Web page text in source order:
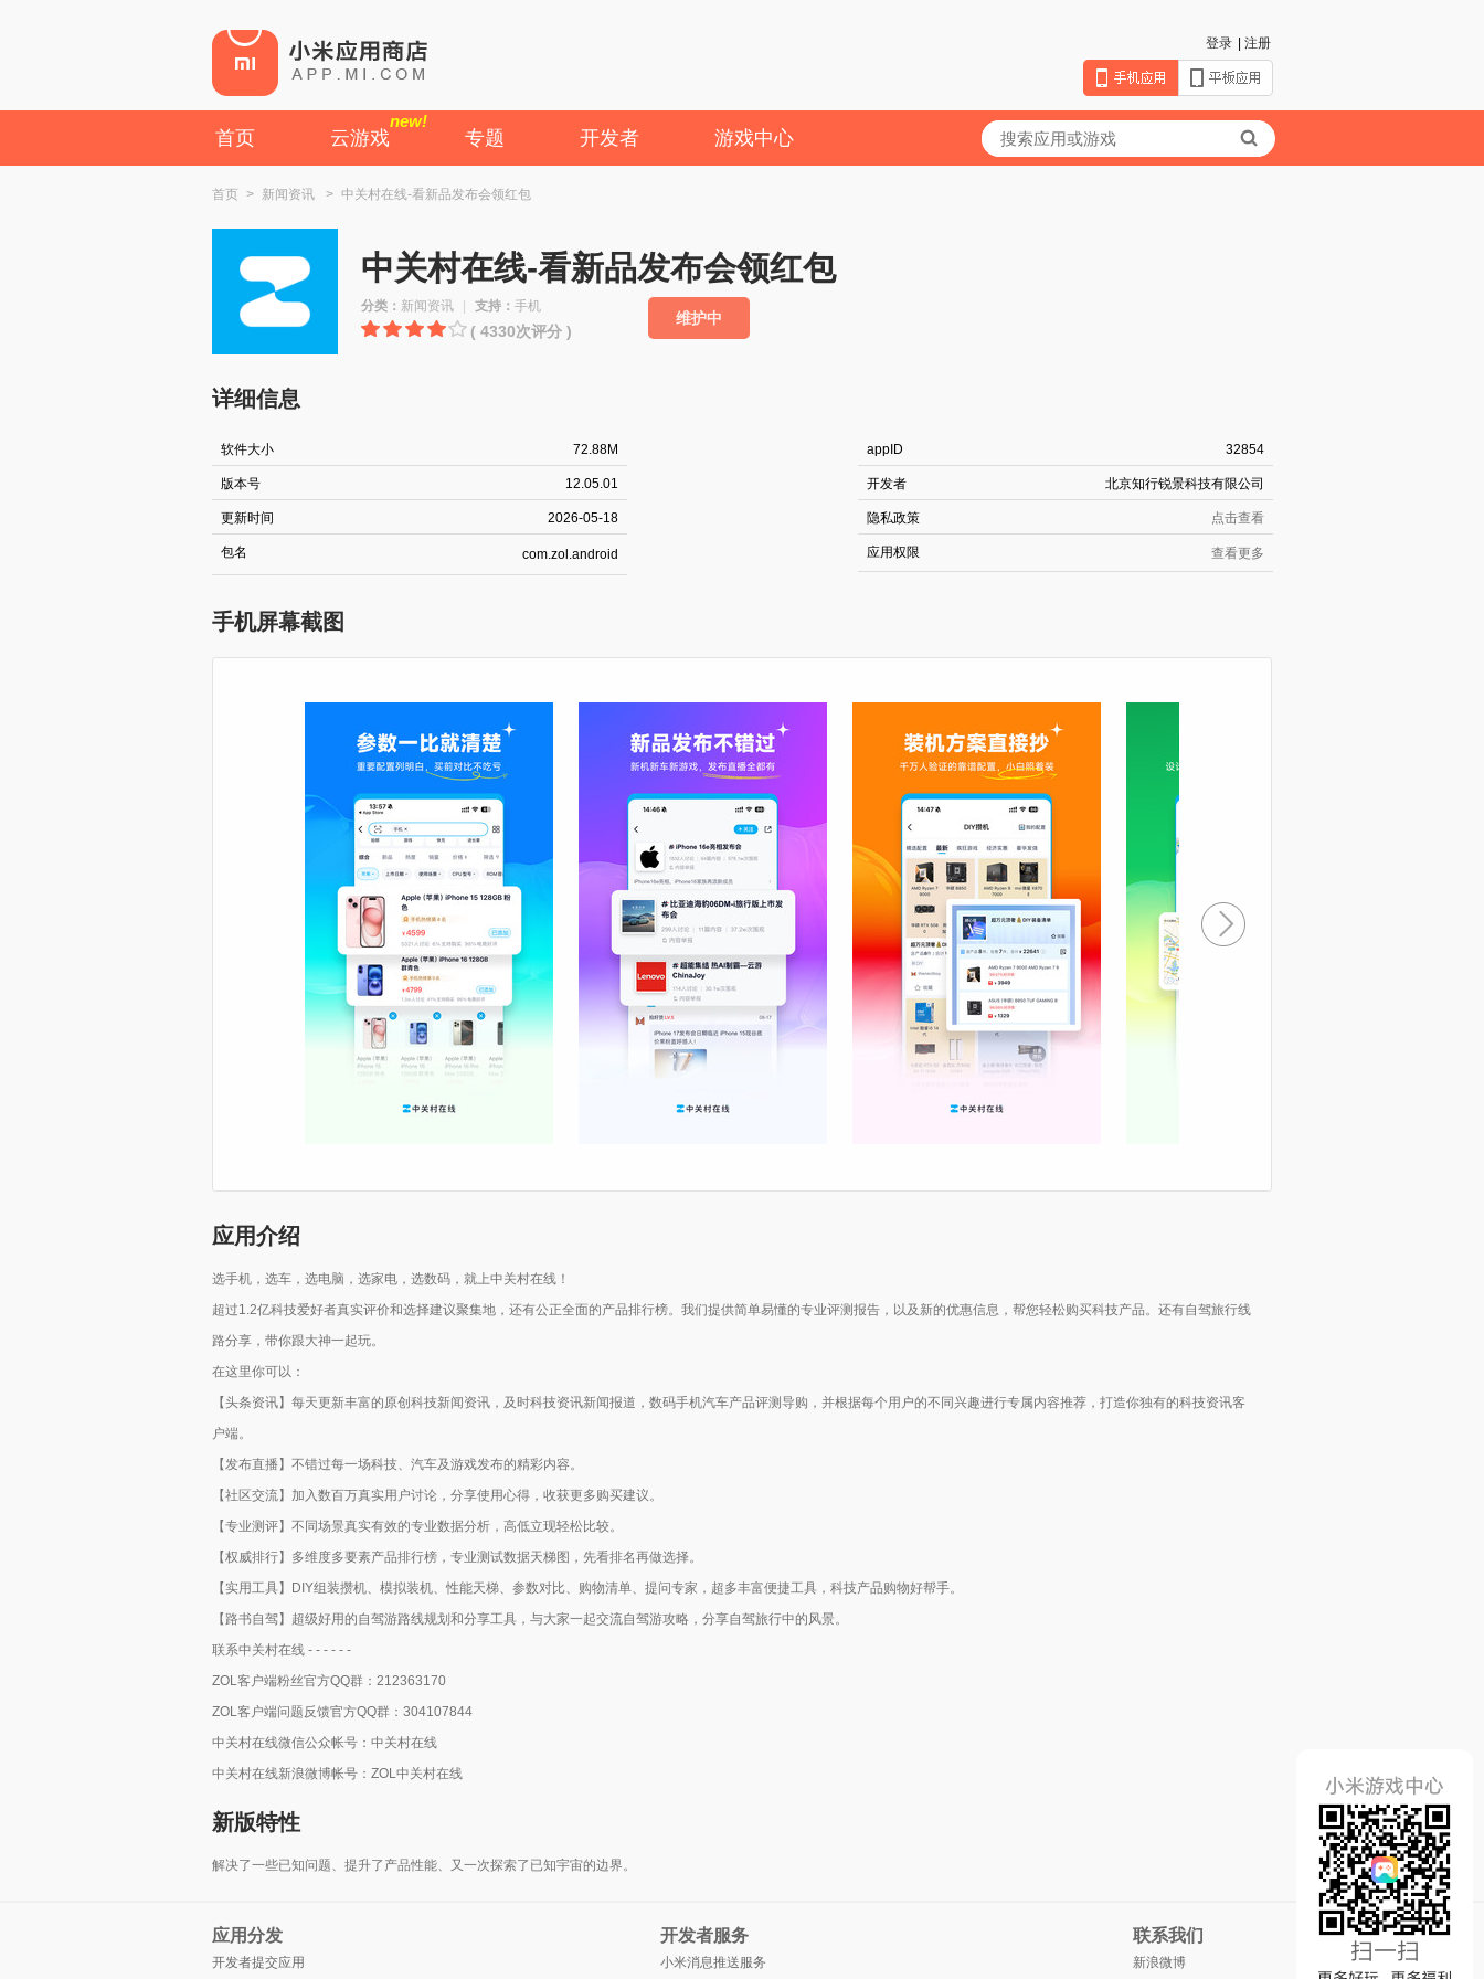
注册
登录
首页 云游戏
new!
专题 开发者 游戏中心
首页 > 新闻资讯 > 中关村在线-看新品发布会领红包
中关村在线-看新品发布会领红包
分类： 新闻资讯 支持： 手机
( 4330次评分 )
维护中
详细信息
软件大小 72.88M appID 32854
版本号 12.05.01 开发者 北京知行锐景科技有限公司
更新时间 2026-05-18 隐私政策 点击查看
包名 com.zol.android 应用权限 查看更多
手机屏幕截图
应用介绍
选手机，选车，选电脑，选家电，选数码，就上中关村在线！
超过1.2亿科技爱好者真实评价和选择建议聚集地，还有公正全面的产品排行榜。我们提供简单易懂的专业评测报告，以及新的优惠信息，帮您轻松购买科技产品。还有自驾旅行线
路分享，带你跟大神一起玩。
在这里你可以：
【头条资讯】每天更新丰富的原创科技新闻资讯，及时科技资讯新闻报道，数码手机汽车产品评测导购，并根据每个用户的不同兴趣进行专属内容推荐，打造你独有的科技资讯客
户端。
【发布直播】不错过每一场科技、汽车及游戏发布的精彩内容。
【社区交流】加入数百万真实用户讨论，分享使用心得，收获更多购买建议。
【专业测评】不同场景真实有效的专业数据分析，高低立现轻松比较。
【权威排行】多维度多要素产品排行榜，专业测试数据天梯图，先看排名再做选择。
【实用工具】DIY组装攒机、模拟装机、性能天梯、参数对比、购物清单、提问专家，超多丰富便捷工具，科技产品购物好帮手。
【路书自驾】超级好用的自驾游路线规划和分享工具，与大家一起交流自驾游攻略，分享自驾旅行中的风景。
联系中关村在线 - - - - - -
ZOL客户端粉丝官方QQ群：212363170
ZOL客户端问题反馈官方QQ群：304107844
中关村在线微信公众帐号：中关村在线
中关村在线新浪微博帐号：ZOL中关村在线
新版特性
解决了一些已知问题、提升了产品性能、又一次探索了已知宇宙的边界。
应用分发
开发者提交应用
开发者服务
小米消息推送服务
联系我们
新浪微博